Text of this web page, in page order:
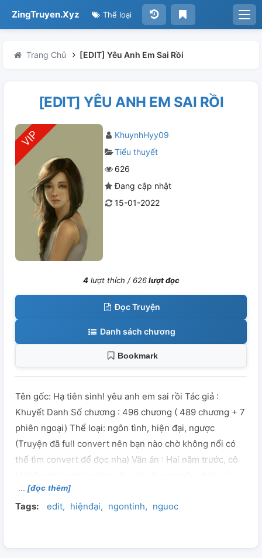
ZingTruyen.Xyz Thể loại
Trang Chủ [EDIT] Yêu Anh Em Sai Rồi
[EDIT] YÊU ANH EM SAI RỒI
KhuynhHyy09
Tiểu thuyết
626
Đang cập nhật
15-01-2022
4 lượt thích / 626lượt đọc
Đọc Truyện
Danh sách chương
Bookmark
Tên gốc: Hạ tiên sinh! yêu anh em sai rồi Tác giả :
Khuyết Danh Số chương : 496 chương ( 489 chương + 7
phiên ngoại) Thể loại: ngôn tình, hiện đại, ngược
(Truyện đã full convert nên bạn nào chờ không nổi có
thể tìm convert để đọc nha) Văn án : Hai năm trước, cô
người con gái anh yêu. Thế là anh đẩy cô vào tù, hủy
hoại đi cái chân và tất cả sự kiêu ngạo của cô. Hai năm
[đọc thêm]
Tags: edit hiệnđại ngontinh nguoc